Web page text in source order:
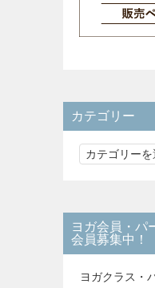
カテゴリー
カ
リ
ー
ヨガ会員・パ
会員募集中！
ヨガクラス・